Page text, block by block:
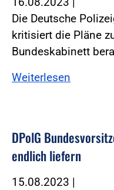
Die Deutsche
kritisiert die Pläne
Bundeskabinett
Weiterlesen
DPolG
endlich liefern
15.08.2023 |